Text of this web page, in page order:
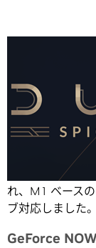
GeForce NOW
れ、M1 ベース
ブ対応しました。
GeForce